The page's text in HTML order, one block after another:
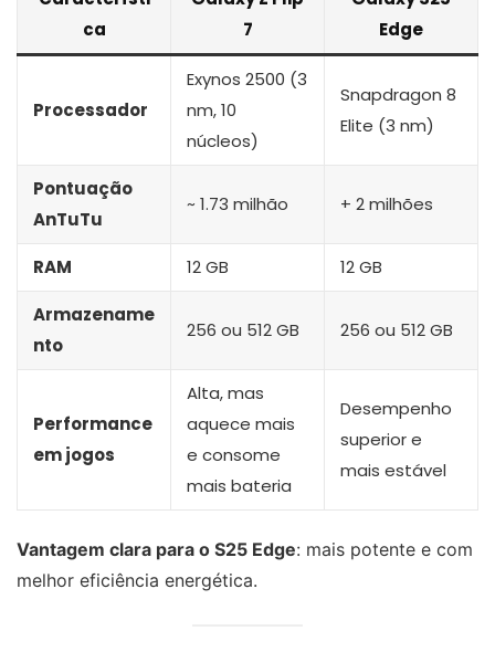
ca
7
Edge
Processador
Exynos 2500 (3
nm, 10
núcleos)
Snapdragon 8
Elite (3 nm)
Pontuação
AnTuTu
~ 1.73 milhão + 2 milhões
RAM 12 GB 12 GB
Armazename
nto
256 ou 512 GB 256 ou 512 GB
Performance
em jogos
Alta, mas
aquece mais
e consome
mais bateria
Desempenho
superior e
mais estável
Vantagem clara para o S25 Edge: mais potente e com
melhor eficiência energética.